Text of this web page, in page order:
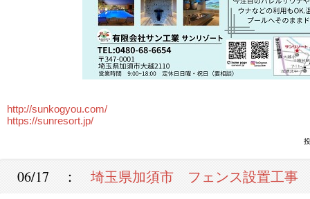
http://sunkogyou.com/
https://sunresort.jp/
06/17 ： 埼玉県加須市 フェンス設置工事